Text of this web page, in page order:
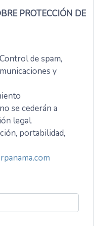
PROTECCIÓN DE
Control de spam,
y
se cederán a
legal.
portabilidad,